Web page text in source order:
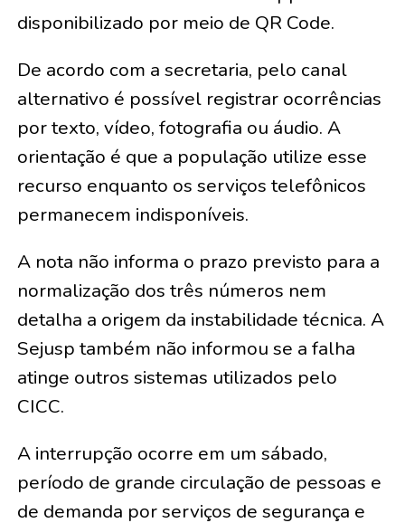
disponibilizado por meio de QR Code.
De acordo com a secretaria, pelo canal
alternativo é possível registrar ocorrências
por texto, vídeo, fotografia ou áudio. A
orientação é que a população utilize esse
recurso enquanto os serviços telefônicos
permanecem indisponíveis.
A nota não informa o prazo previsto para a
normalização dos três números nem
detalha a origem da instabilidade técnica. A
Sejusp também não informou se a falha
atinge outros sistemas utilizados pelo
CICC.
A interrupção ocorre em um sábado,
período de grande circulação de pessoas e
de demanda por serviços de segurança e